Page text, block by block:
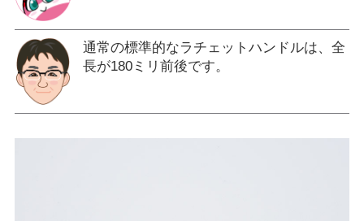
通常の標準的なラチェットハンドルは、全
長が180ミリ前後です。